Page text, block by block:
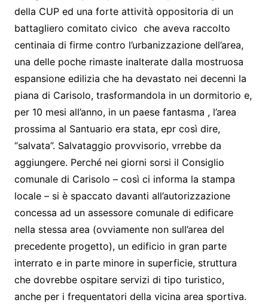
della CUP ed una forte attività oppositoria di un
battagliero comitato civico che aveva raccolto
centinaia di firme contro l’urbanizzazione dell’area,
una delle poche rimaste inalterate dalla mostruosa
espansione edilizia che ha devastato nei decenni la
piana di Carisolo, trasformandola in un dormitorio e,
per 10 mesi all’anno, in un paese fantasma , l’area
prossima al Santuario era stata, epr così dire,
“salvata”. Salvataggio provvisorio, vrrebbe da
aggiungere. Perché nei giorni sorsi il Consiglio
comunale di Carisolo – così ci informa la stampa
locale – si è spaccato davanti all’autorizzazione
concessa ad un assessore comunale di edificare
nella stessa area (ovviamente non sull’area del
precedente progetto), un edificio in gran parte
interrato e in parte minore in superficie, struttura
che dovrebbe ospitare servizi di tipo turistico,
anche per i frequentatori della vicina area sportiva.